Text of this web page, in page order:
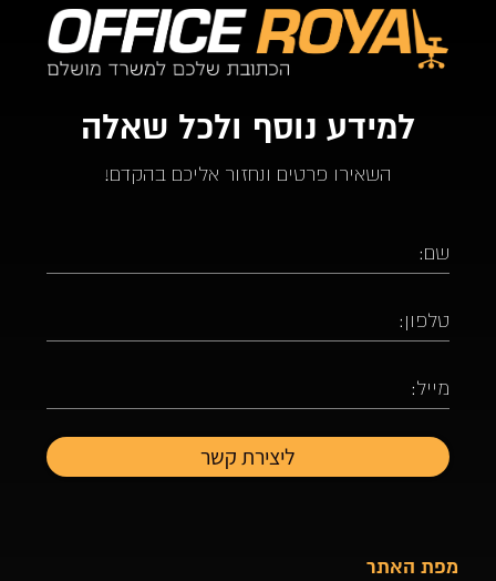
למידע נוסף ולכל שאלה
השאירו פרטים ונחזור אליכם בהקדם!
מפת האתר